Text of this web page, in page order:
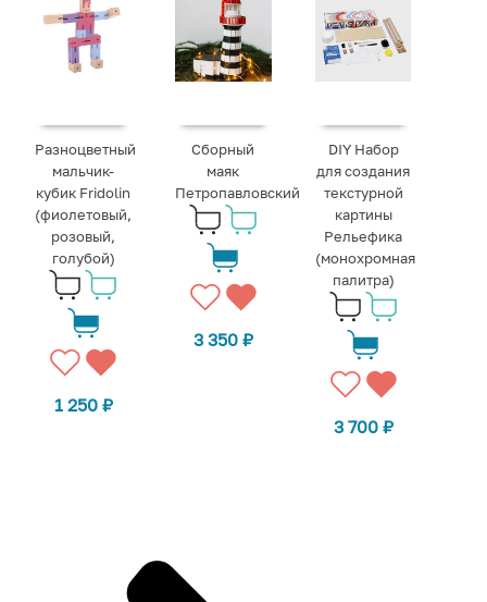
Разноцветный
мальчик-
кубик Fridolin
(фиолетовый,
розовый,
голубой)
1 250 ₽
Сборный
маяк
Петропавловский
3 350 ₽
DIY Набор
для создания
текстурной
картины
Рельефика
(монохромная
палитра)
3 700 ₽